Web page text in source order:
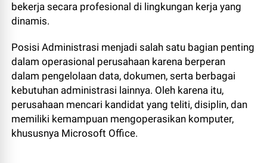
bekerja secara profesional di lingkungan kerja yang
dinamis.
Posisi Administrasi menjadi salah satu bagian penting
dalam operasional perusahaan karena berperan
dalam pengelolaan data, dokumen, serta berbagai
kebutuhan administrasi lainnya. Oleh karena itu,
perusahaan mencari kandidat yang teliti, disiplin, dan
memiliki kemampuan mengoperasikan komputer,
khususnya Microsoft Office.